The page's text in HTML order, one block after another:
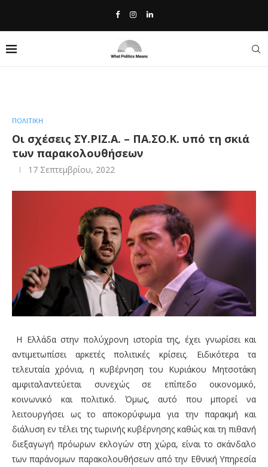
ΠΟΛΙΤΙΚΗ
Οι σχέσεις ΣΥ.ΡΙΖ.Α. – ΠΑ.ΣΟ.Κ. υπό τη σκιά
των παρακολουθήσεων
17 Σεπτεμβρίου, 2022
Η Ελλάδα στην πολύχρονη ιστορία της, έχει γνωρίσει και
αντιμετωπίσει αρκετές πολιτικές κρίσεις. Ειδικότερα τα
τελευταία χρόνια, η κυβέρνηση του Κυριάκου Μητσοτάκη
αμφιταλαντεύεται συνεχώς σε επίπεδο οικονομικό,
κοινωνικό και πολιτικό. Όμως, αυτό που μπορεί να
λειτουργήσει ως το αποκορύφωμα για την παρακμή και
διάλυση εν τέλει της τωρινής κυβέρνησης καθώς και τη πιθανή
διεξαγωγή πρόωρων εκλογών στη χώρα, είναι το σκάνδαλο
των παράνομων παρακολουθήσεων από την Εθνική Υπηρεσία